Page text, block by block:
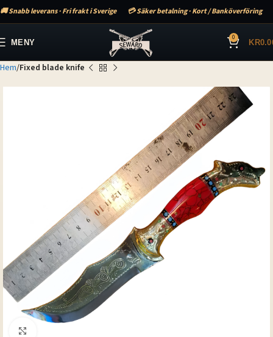
🚚 Snabb leverans · Fri frakt i Sverige 💳 Säker betalning · Kort / Banköverföring
MENY 0 KR
Hem Fixed blade knife